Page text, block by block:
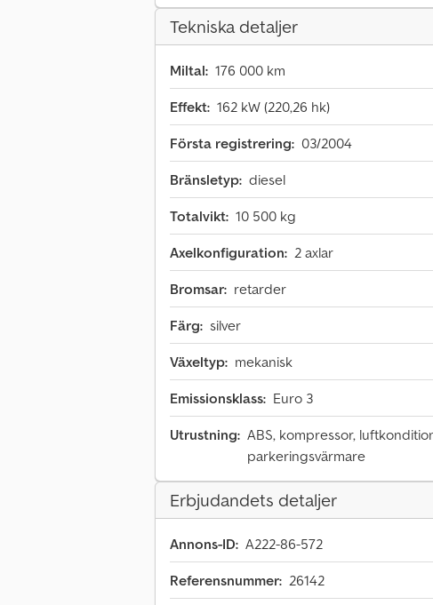
Tekniska detaljer
Miltal: 176 000 km
Effekt: 162 kW (220,26 hk)
Första registrering: 03/2004
Bränsletyp: diesel
Totalvikt: 10 500 kg
Axelkonfiguration: 2 axlar
Bromsar: retarder
Färg: silver
Växeltyp: mekanisk
Emissionsklass: Euro 3
Utrustning: ABS, kompressor,
parkeringsvärmare
Erbjudandets detaljer
Annons-ID: A222-86-572
Referensnummer: 26142